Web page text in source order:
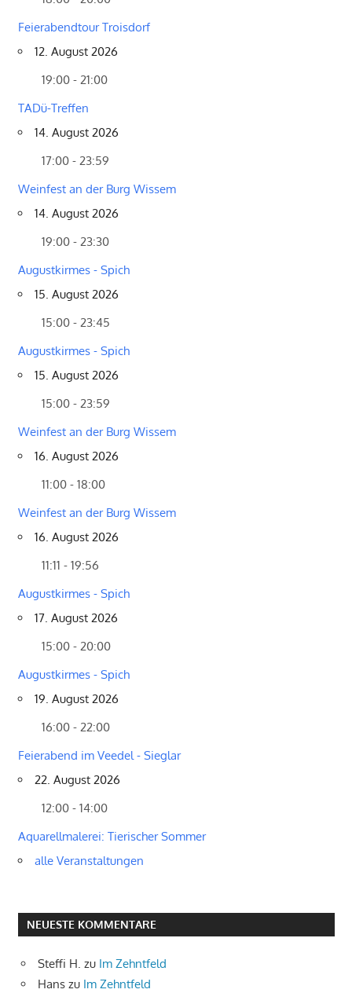
Feierabendtour Troisdorf
12. August 2026
19:00 - 21:00
TADü-Treffen
14. August 2026
17:00 - 23:59
Weinfest an der Burg Wissem
14. August 2026
19:00 - 23:30
Augustkirmes - Spich
15. August 2026
15:00 - 23:45
Augustkirmes - Spich
15. August 2026
15:00 - 23:59
Weinfest an der Burg Wissem
16. August 2026
11:00 - 18:00
Weinfest an der Burg Wissem
16. August 2026
11:11 - 19:56
Augustkirmes - Spich
17. August 2026
15:00 - 20:00
Augustkirmes - Spich
19. August 2026
16:00 - 22:00
Feierabend im Veedel - Sieglar
22. August 2026
12:00 - 14:00
Aquarellmalerei: Tierischer Sommer
alle Veranstaltungen
NEUESTE KOMMENTARE
Steffi H. zu Im Zehntfeld
Hans zu Im Zehntfeld